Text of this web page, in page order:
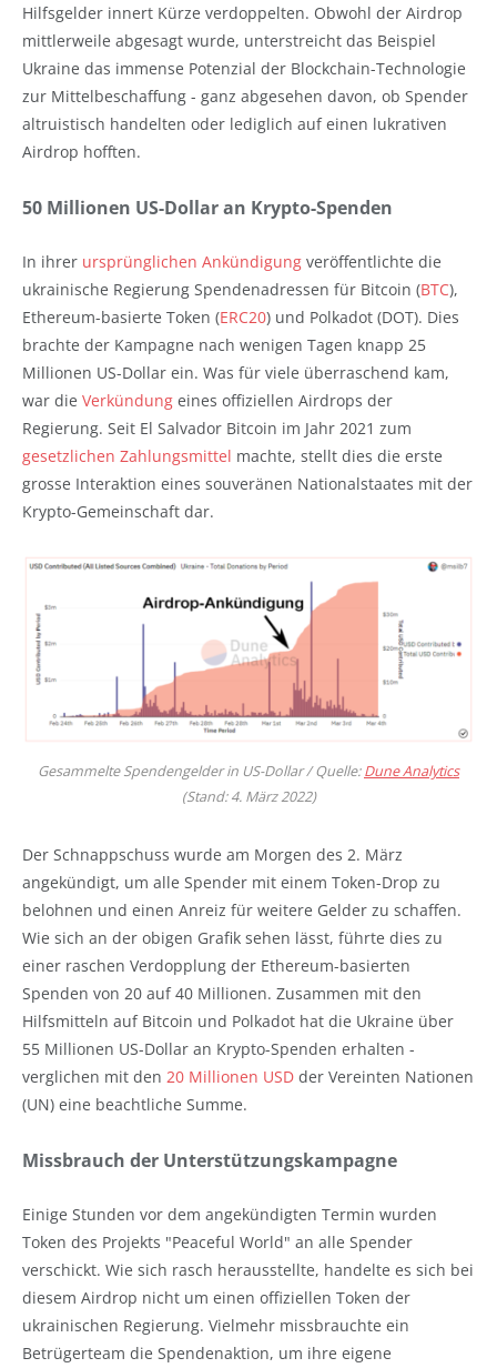
Hilfsgelder innert Kürze verdoppelten. Obwohl der Airdrop
mittlerweile abgesagt wurde, unterstreicht das Beispiel
Ukraine das immense Potenzial der Blockchain-Technologie
zur Mittelbeschaffung - ganz abgesehen davon, ob Spender
altruistisch handelten oder lediglich auf einen lukrativen
Airdrop hofften.
50 Millionen US-Dollar an Krypto-Spenden
In ihrer ursprünglichen Ankündigung veröffentlichte die
ukrainische Regierung Spendenadressen für Bitcoin (BTC),
Ethereum-basierte Token (ERC20) und Polkadot (DOT). Dies
brachte der Kampagne nach wenigen Tagen knapp 25
Millionen US-Dollar ein. Was für viele überraschend kam,
war die Verkündung eines offiziellen Airdrops der
Regierung. Seit El Salvador Bitcoin im Jahr 2021 zum
gesetzlichen Zahlungsmittel machte, stellt dies die erste
grosse Interaktion eines souveränen Nationalstaates mit der
Krypto-Gemeinschaft dar.
Gesammelte Spendengelder in US-Dollar / Quelle:Dune Analytics
(Stand: 4. März 2022)
Der Schnappschuss wurde am Morgen des 2. März
angekündigt, um alle Spender mit einem Token-Drop zu
belohnen und einen Anreiz für weitere Gelder zu schaffen.
Wie sich an der obigen Grafik sehen lässt, führte dies zu
einer raschen Verdopplung der Ethereum-basierten
Spenden von 20 auf 40 Millionen. Zusammen mit den
Hilfsmitteln auf Bitcoin und Polkadot hat die Ukraine über
55 Millionen US-Dollar an Krypto-Spenden erhalten -
verglichen mit den 20 Millionen USD der Vereinten Nationen
(UN) eine beachtliche Summe.
Missbrauch der Unterstützungskampagne
Einige Stunden vor dem angekündigten Termin wurden
Token des Projekts "Peaceful World" an alle Spender
verschickt. Wie sich rasch herausstellte, handelte es sich bei
diesem Airdrop nicht um einen offiziellen Token der
ukrainischen Regierung. Vielmehr missbrauchte ein
Betrügerteam die Spendenaktion, um ihre eigene